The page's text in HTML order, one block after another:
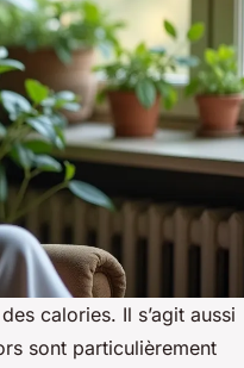
calories. Il s’agit aussi
sont particulièrement